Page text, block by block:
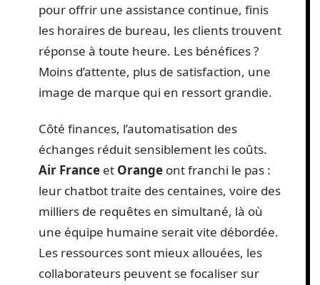
pour offrir une assistance continue, finis
les horaires de bureau, les clients trouvent
réponse à toute heure. Les bénéfices ?
Moins d’attente, plus de satisfaction, une
image de marque qui en ressort grandie.
Côté finances, l’automatisation des
échanges réduit sensiblement les coûts.
Air France et Orange ont franchi le pas :
leur chatbot traite des centaines, voire des
milliers de requêtes en simultané, là où
une équipe humaine serait vite débordée.
Les ressources sont mieux allouées, les
collaborateurs peuvent se focaliser sur